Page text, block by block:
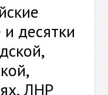
десятки
ЛНР